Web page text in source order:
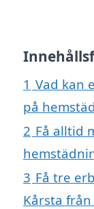
1 Vad kan
på
2 Få alltid
3 Få tre
Kårsta